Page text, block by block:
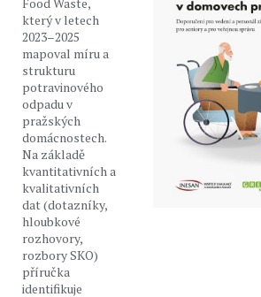
který v letech
2023–2025
mapoval míru a
strukturu
potravinového
odpadu v
pražských
domácnostech.
Na základě
kvantitativních a
kvalitativních
dat (dotazníky,
hloubkové
rozhovory,
rozbory SKO)
příručka
identifikuje